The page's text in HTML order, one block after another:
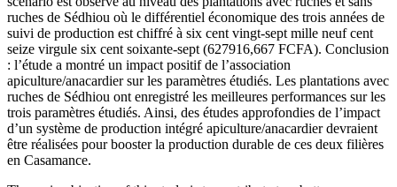
ruches de Sédhiou où le différentiel économique des trois années de
suivi de production est chiffré à six cent vingt-sept mille neuf cent
seize virgule six cent soixante-sept (627916,667 FCFA). Conclusion
: l’étude a montré un impact positif de l’association
apiculture/anacardier sur les paramètres étudiés. Les plantations avec
ruches de Sédhiou ont enregistré les meilleures performances sur les
trois paramètres étudiés. Ainsi, des études approfondies de l’impact
d’un système de production intégré apiculture/anacardier devraient
être réalisées pour booster la production durable de ces deux filières
en Casamance.